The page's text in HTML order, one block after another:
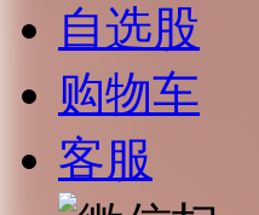
自选股
购物车
客服